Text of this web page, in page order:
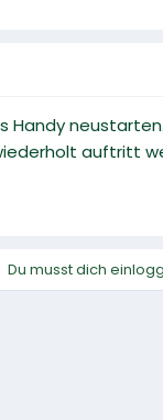
Handy neustarten.
auftritt
Du musst dich